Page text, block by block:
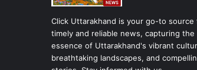
Click Uttarakhand is your go-to source
timely and reliable news, capturing the
essence of Uttarakhand's vibrant
breathtaking landscapes, and